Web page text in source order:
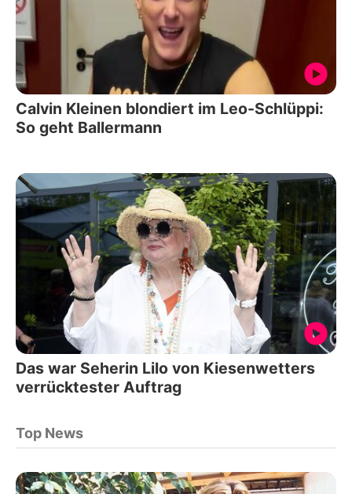
Calvin Kleinen blondiert im Leo-Schlüppi:
So geht Ballermann
Das war Seherin Lilo von Kiesenwetters
verrücktester Auftrag
Top News